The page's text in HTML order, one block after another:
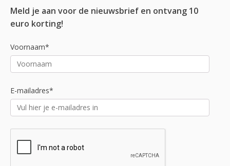
Meld je aan voor de nieuwsbrief en ontvang 10
euro korting!
Voornaam*
E-mailadres*